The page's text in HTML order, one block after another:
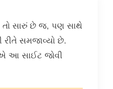
સારું છે જ, પણ સાથે
રીતે સમજાવ્યો છે.
આ સાઈટ જોવી